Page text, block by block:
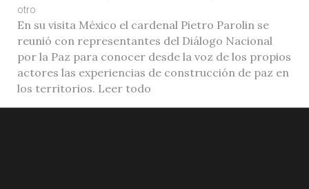
otro
En su visita México el cardenal Pietro Parolin se
reunió con representantes del Diálogo Nacional
por la Paz para conocer desde la voz de los propios
actores las experiencias de construcción de paz en
los territorios. Leer todo